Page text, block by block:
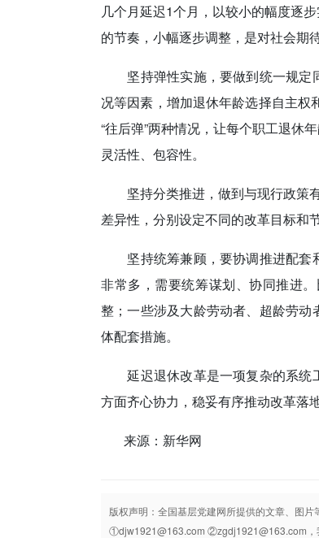
几个月延迟1个月，以较小的幅度逐
的节奏，小幅逐步调整，是对社会期
坚持弹性实施，要做到统一规定
况等因素，增加退休年龄选择自主权
“往后弹”两种情况，让每个职工退休
灵活性、包容性。
坚持分类推进，做到与现行政策
差异性，分别设定不同的改革目标和
坚持统筹兼顾，要协调推进配套
非常多，需要统筹谋划、协同推进
整；一些涉及大龄劳动者、超龄劳
体配套措施。
延迟退休改革是一项复杂的系统
方面齐心协力，稳妥有序推动改革落
来源：新华网
版权声明：全国基层党建网所提供的文章、图
①djw1921@163.com ②zgdj1921@163.com，